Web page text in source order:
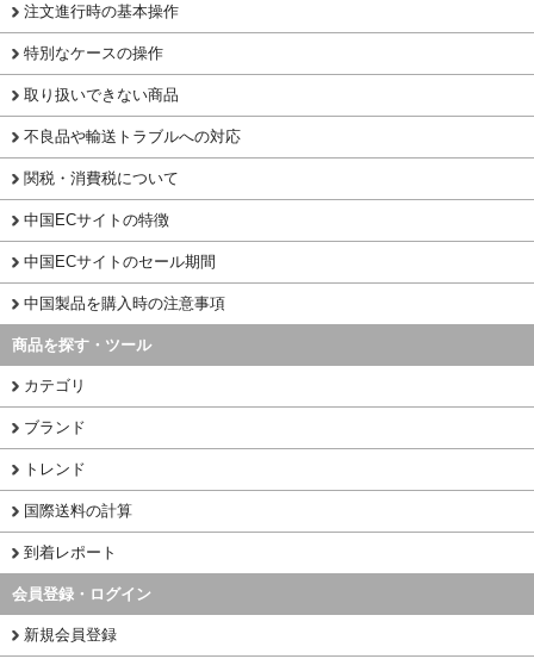
注文進行時の基本操作
特別なケースの操作
取り扱いできない商品
不良品や輸送トラブルへの対応
関税・消費税について
中国ECサイトの特徴
中国ECサイトのセール期間
中国製品を購入時の注意事項
商品を探す・ツール
カテゴリ
ブランド
トレンド
国際送料の計算
到着レポート
会員登録・ログイン
新規会員登録